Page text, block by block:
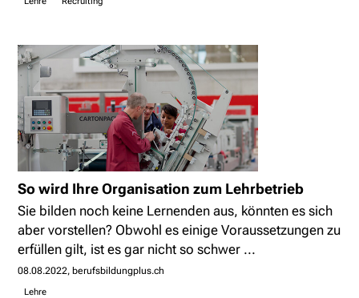
So wird Ihre Organisation zum Lehrbetrieb
Sie bilden noch keine Lernenden aus, könnten es sich
aber vorstellen? Obwohl es einige Voraussetzungen zu
erfüllen gilt, ist es gar nicht so schwer ...
08.08.2022 berufsbildungplus.ch
Lehre